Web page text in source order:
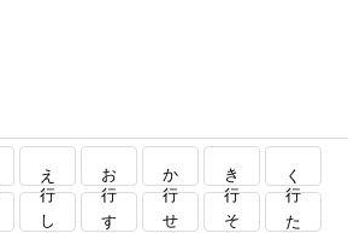
え行 お行 か行 き行 く行
し行 す行 せ行 そ行 た行